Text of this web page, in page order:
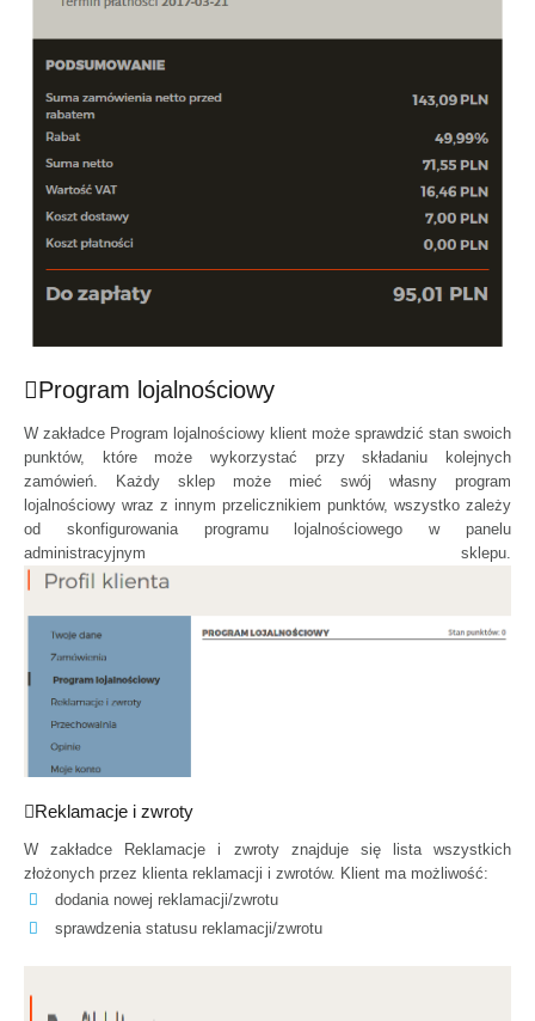
Program lojalnościowy
W zakładce Program lojalnościowy klient może sprawdzić stan swoich
punktów, które może wykorzystać przy składaniu kolejnych
zamówień. Każdy sklep może mieć swój własny program
lojalnościowy wraz z innym przelicznikiem punktów, wszystko zależy
od skonfigurowania programu lojalnościowego w panelu
administracyjnym sklepu.
Reklamacje i zwroty
W zakładce Reklamacje i zwroty znajduje się lista wszystkich
złożonych przez klienta reklamacji i zwrotów. Klient ma możliwość:
dodania nowej reklamacji/zwrotu
sprawdzenia statusu reklamacji/zwrotu